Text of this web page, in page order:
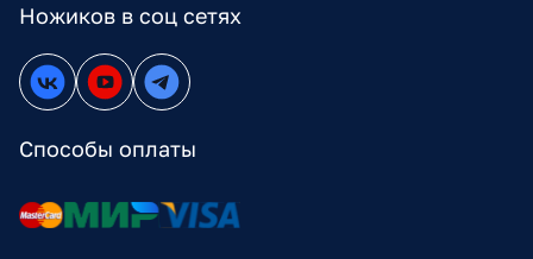
Ножиков в соц сетях
Способы оплаты